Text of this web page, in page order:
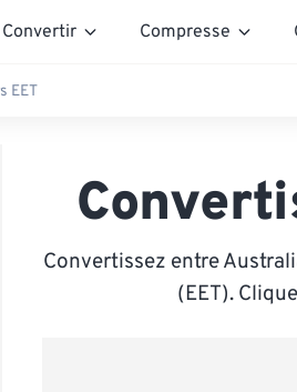
Convertir Compresse
EET
Convertissez entre
(EET).